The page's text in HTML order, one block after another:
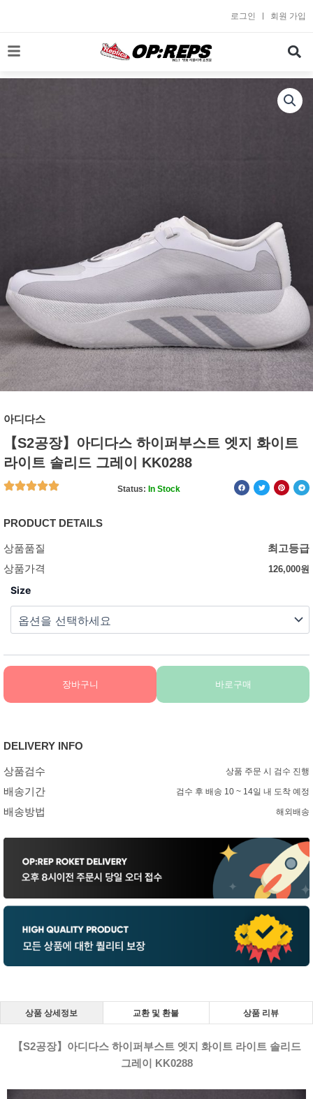
로
로그인 회원 가입
아디다스
【S2공장】아디다스 하이퍼부스트 엣지 화이트
라이트 솔리드 그레이 KK0288
Status: In Stock
PRODUCT DETAILS
상품품질
최고등급
상품가격
126,000원
Size
장바구니 바로구매
DELIVERY INFO
상품검수 상품 주문 시 검수 진행
배송기간 검수 후 배송 10 ~ 14일 내 도착 예정
배송방법 해외배송
상품 상세정보 교환 및 환불 상품 리뷰
【S2공장】아디다스 하이퍼부스트 엣지 화이트 라이트 솔리드
그레이 KK0288